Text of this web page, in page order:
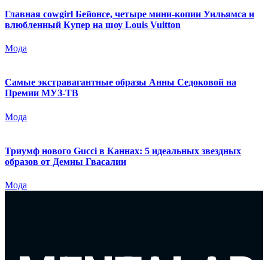
Главная cowgirl Бейонсе, четыре мини-копии Уильямса и
влюбленный Купер на шоу Louis Vuitton
Мода
Самые экстравагантные образы Анны Седоковой на
Премии МУЗ-ТВ
Мода
Триумф нового Gucci в Каннах: 5 идеальных звездных
образов от Демны Гвасалии
Мода